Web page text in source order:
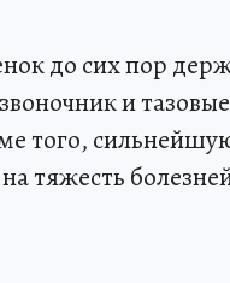
до сих пор
и
того,
тяжесть